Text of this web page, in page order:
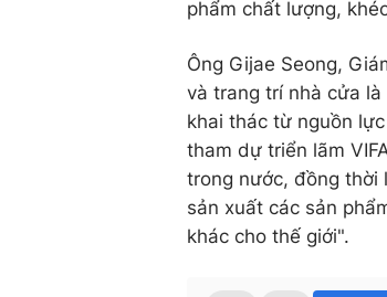
phẩm chất lượng,
Ông Gijae Seong,
và trang trí nhà cửa
khai thác từ nguồn
tham dự triển lãm
trong nước, đồng thời
sản xuất các sản
khác cho thế giới".